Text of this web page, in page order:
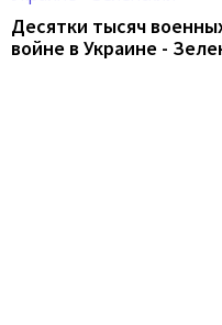
Десятки тысяч
войне в Украине -